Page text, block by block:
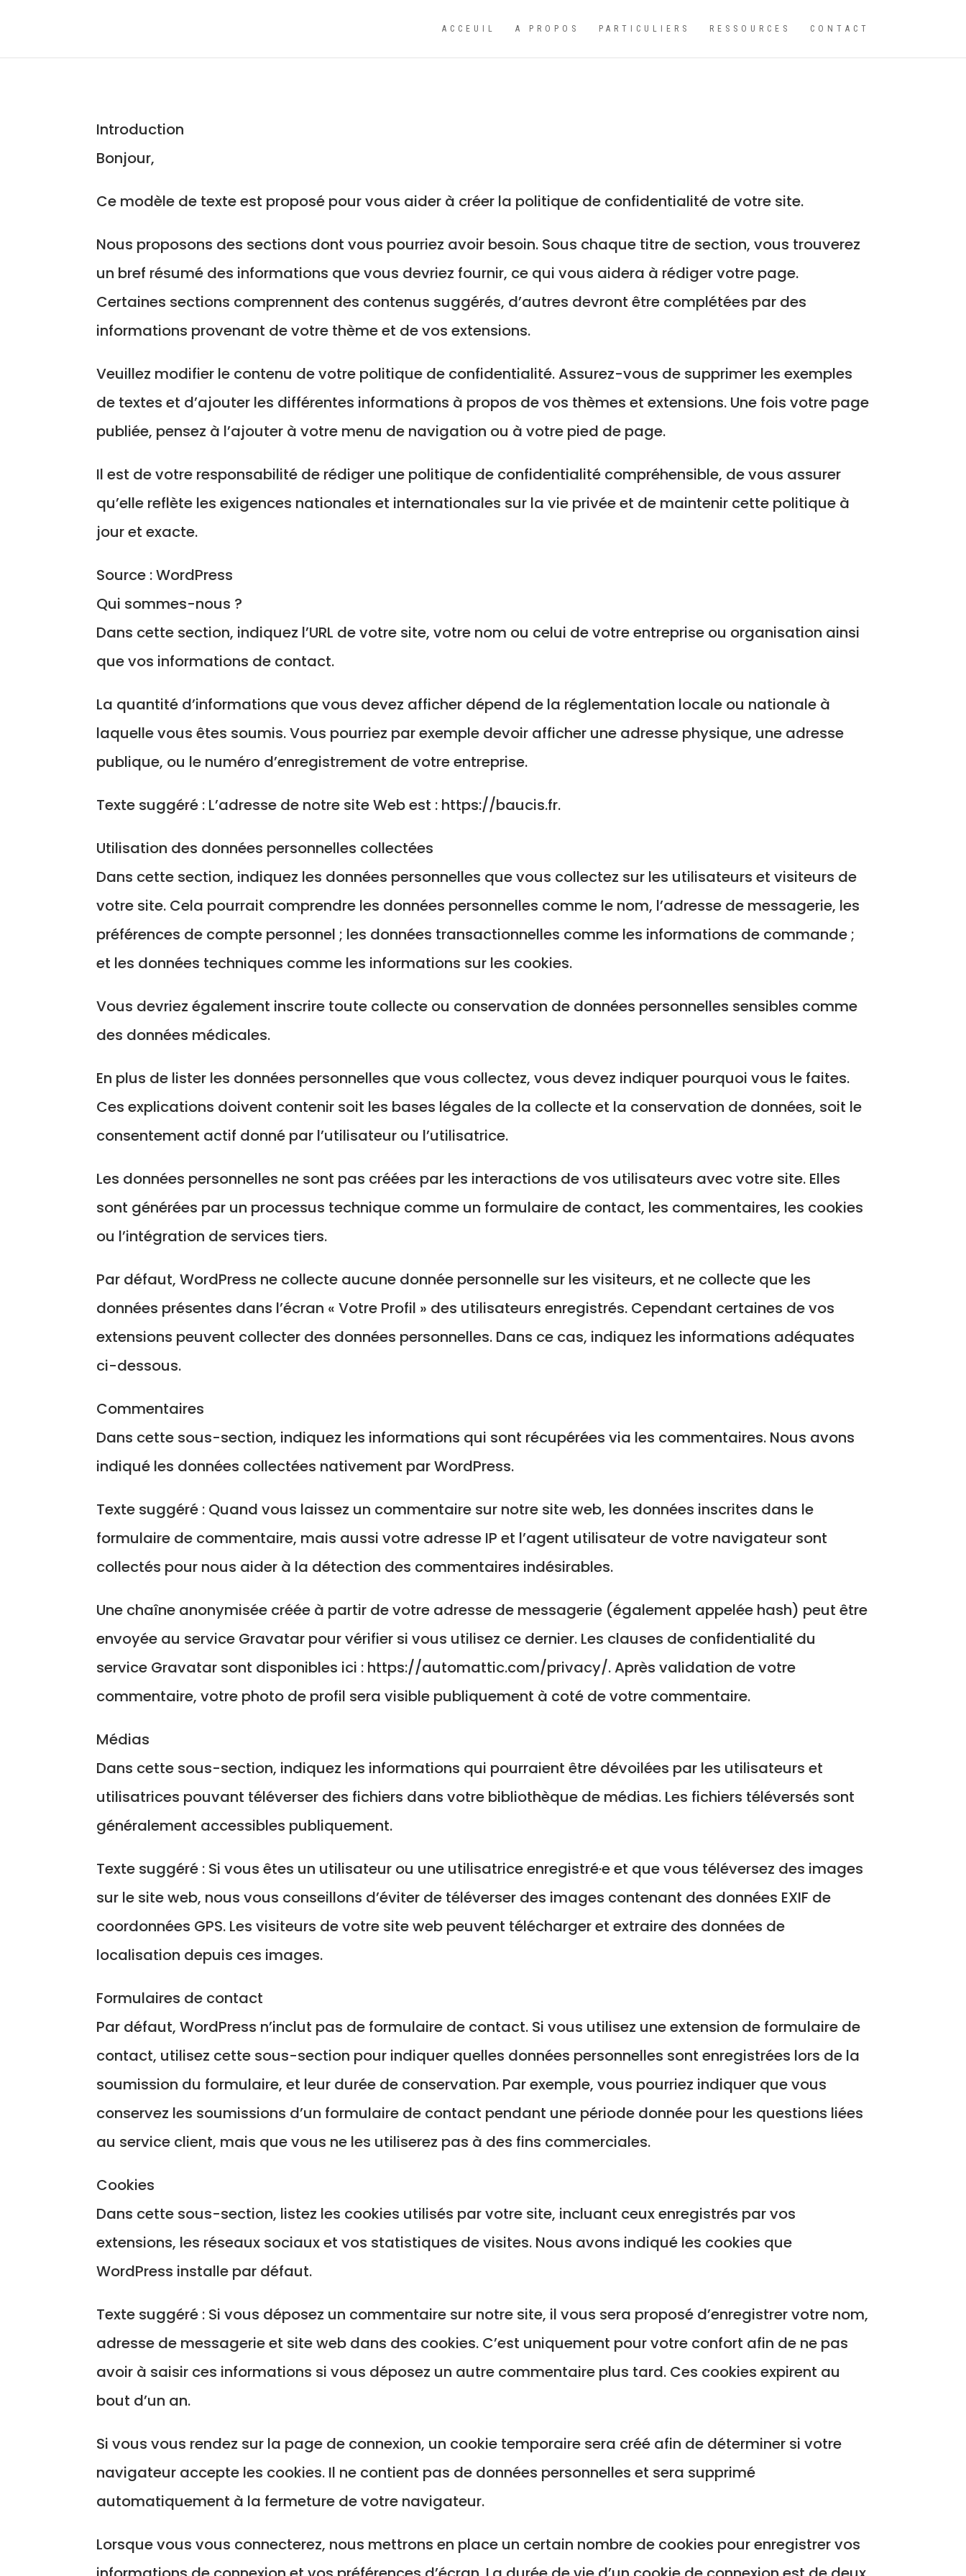
ACCEUIL A PROPOS PARTICULIERS RESSOURCES CONTACT
Introduction
Bonjour,
Ce modèle de texte est proposé pour vous aider à créer la politique de confidentialité de votre site.
Nous proposons des sections dont vous pourriez avoir besoin. Sous chaque titre de section, vous trouverez
un bref résumé des informations que vous devriez fournir, ce qui vous aidera à rédiger votre page.
Certaines sections comprennent des contenus suggérés, d’autres devront être complétées par des
informations provenant de votre thème et de vos extensions.
Veuillez modifier le contenu de votre politique de confidentialité. Assurez-vous de supprimer les exemples
de textes et d’ajouter les différentes informations à propos de vos thèmes et extensions. Une fois votre page
publiée, pensez à l’ajouter à votre menu de navigation ou à votre pied de page.
Il est de votre responsabilité de rédiger une politique de confidentialité compréhensible, de vous assurer
qu’elle reflète les exigences nationales et internationales sur la vie privée et de maintenir cette politique à
jour et exacte.
Source : WordPress
Qui sommes-nous ?
Dans cette section, indiquez l’URL de votre site, votre nom ou celui de votre entreprise ou organisation ainsi
que vos informations de contact.
La quantité d’informations que vous devez afficher dépend de la réglementation locale ou nationale à
laquelle vous êtes soumis. Vous pourriez par exemple devoir afficher une adresse physique, une adresse
publique, ou le numéro d’enregistrement de votre entreprise.
Texte suggéré : L’adresse de notre site Web est : https://baucis.fr.
Utilisation des données personnelles collectées
Dans cette section, indiquez les données personnelles que vous collectez sur les utilisateurs et visiteurs de
votre site. Cela pourrait comprendre les données personnelles comme le nom, l’adresse de messagerie, les
préférences de compte personnel ; les données transactionnelles comme les informations de commande ;
et les données techniques comme les informations sur les cookies.
Vous devriez également inscrire toute collecte ou conservation de données personnelles sensibles comme
des données médicales.
En plus de lister les données personnelles que vous collectez, vous devez indiquer pourquoi vous le faites.
Ces explications doivent contenir soit les bases légales de la collecte et la conservation de données, soit le
consentement actif donné par l’utilisateur ou l’utilisatrice.
Les données personnelles ne sont pas créées par les interactions de vos utilisateurs avec votre site. Elles
sont générées par un processus technique comme un formulaire de contact, les commentaires, les cookies
ou l’intégration de services tiers.
Par défaut, WordPress ne collecte aucune donnée personnelle sur les visiteurs, et ne collecte que les
données présentes dans l’écran « Votre Profil » des utilisateurs enregistrés. Cependant certaines de vos
extensions peuvent collecter des données personnelles. Dans ce cas, indiquez les informations adéquates
ci-dessous.
Commentaires
Dans cette sous-section, indiquez les informations qui sont récupérées via les commentaires. Nous avons
indiqué les données collectées nativement par WordPress.
Texte suggéré : Quand vous laissez un commentaire sur notre site web, les données inscrites dans le
formulaire de commentaire, mais aussi votre adresse IP et l’agent utilisateur de votre navigateur sont
collectés pour nous aider à la détection des commentaires indésirables.
Une chaîne anonymisée créée à partir de votre adresse de messagerie (également appelée hash) peut être
envoyée au service Gravatar pour vérifier si vous utilisez ce dernier. Les clauses de confidentialité du
service Gravatar sont disponibles ici : https://automattic.com/privacy/. Après validation de votre
commentaire, votre photo de profil sera visible publiquement à coté de votre commentaire.
Médias
Dans cette sous-section, indiquez les informations qui pourraient être dévoilées par les utilisateurs et
utilisatrices pouvant téléverser des fichiers dans votre bibliothèque de médias. Les fichiers téléversés sont
généralement accessibles publiquement.
Texte suggéré : Si vous êtes un utilisateur ou une utilisatrice enregistré·e et que vous téléversez des images
sur le site web, nous vous conseillons d’éviter de téléverser des images contenant des données EXIF de
coordonnées GPS. Les visiteurs de votre site web peuvent télécharger et extraire des données de
localisation depuis ces images.
Formulaires de contact
Par défaut, WordPress n’inclut pas de formulaire de contact. Si vous utilisez une extension de formulaire de
contact, utilisez cette sous-section pour indiquer quelles données personnelles sont enregistrées lors de la
soumission du formulaire, et leur durée de conservation. Par exemple, vous pourriez indiquer que vous
conservez les soumissions d’un formulaire de contact pendant une période donnée pour les questions liées
au service client, mais que vous ne les utiliserez pas à des fins commerciales.
Cookies
Dans cette sous-section, listez les cookies utilisés par votre site, incluant ceux enregistrés par vos
extensions, les réseaux sociaux et vos statistiques de visites. Nous avons indiqué les cookies que
WordPress installe par défaut.
Texte suggéré : Si vous déposez un commentaire sur notre site, il vous sera proposé d’enregistrer votre nom,
adresse de messagerie et site web dans des cookies. C’est uniquement pour votre confort afin de ne pas
avoir à saisir ces informations si vous déposez un autre commentaire plus tard. Ces cookies expirent au
bout d’un an.
Si vous vous rendez sur la page de connexion, un cookie temporaire sera créé afin de déterminer si votre
navigateur accepte les cookies. Il ne contient pas de données personnelles et sera supprimé
automatiquement à la fermeture de votre navigateur.
Lorsque vous vous connecterez, nous mettrons en place un certain nombre de cookies pour enregistrer vos